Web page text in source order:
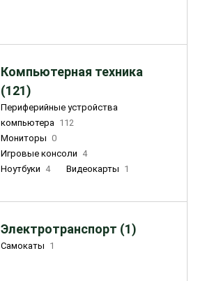
Компьютерная техника
(121)
Периферийные устройства
компьютера 112
Мониторы 0
Игровые консоли 4
Ноутбуки 4 Видеокарты 1
Электротранспорт (1)
Самокаты 1